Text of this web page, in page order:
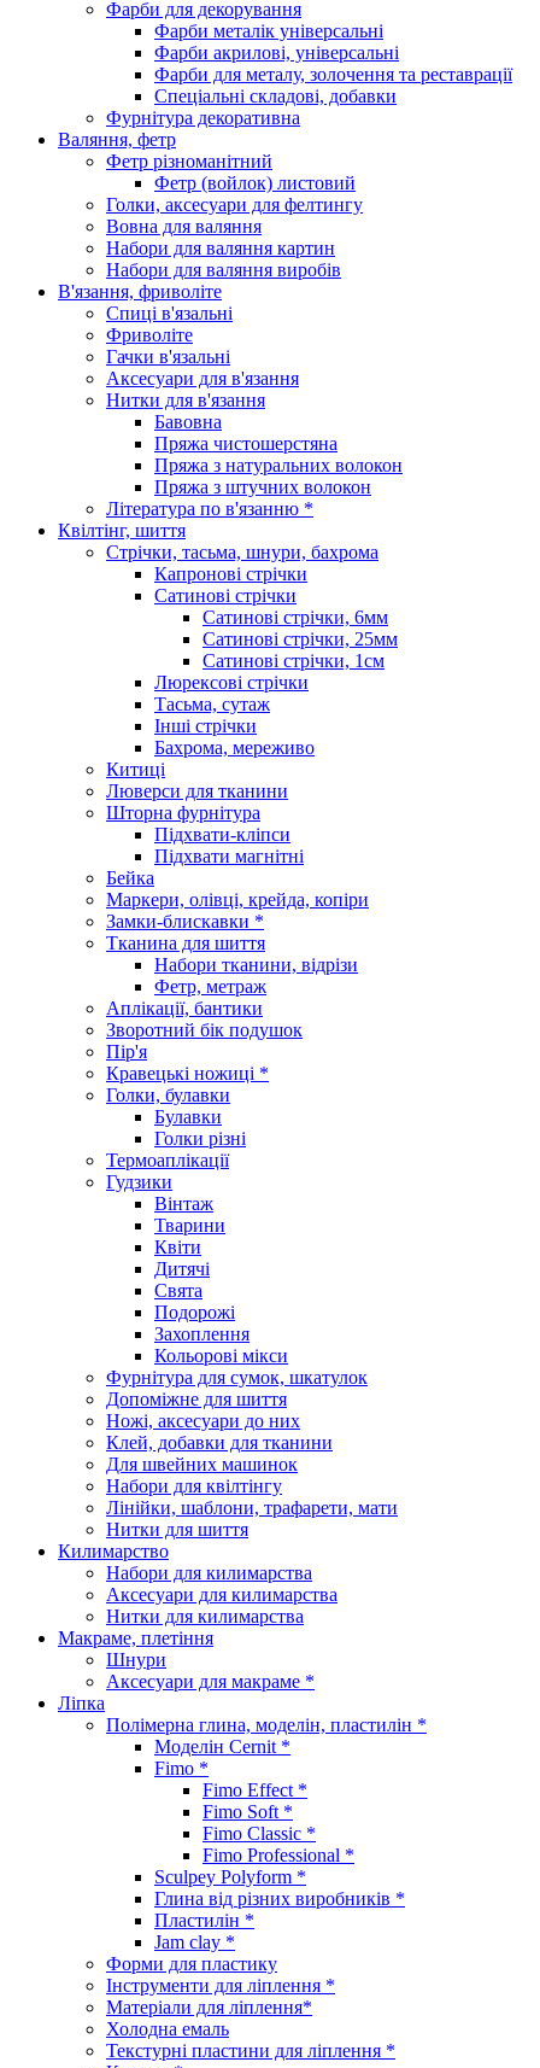
Фарби для декорування
Фарби металік універсальні
Фарби акрилові, універсальні
Фарби для металу, золочення та реставрації
Спеціальні складові, добавки
Фурнітура декоративна
Валяння, фетр
Фетр різноманітний
Фетр (войлок) листовий
Голки, аксесуари для фелтингу
Вовна для валяння
Набори для валяння картин
Набори для валяння виробів
В'язання, фриволіте
Спиці в'язальні
Фриволіте
Гачки в'язальні
Аксесуари для в'язання
Нитки для в'язання
Бавовна
Пряжа чистошерстяна
Пряжа з натуральних волокон
Пряжа з штучних волокон
Література по в'язанню *
Квілтінг, шиття
Стрічки, тасьма, шнури, бахрома
Капронові стрічки
Сатинові стрічки
Сатинові стрічки, 6мм
Сатинові стрічки, 25мм
Сатинові стрічки, 1см
Люрексові стрічки
Тасьма, сутаж
Інші стрічки
Бахрома, мереживо
Китиці
Люверси для тканини
Шторна фурнітура
Підхвати-кліпси
Підхвати магнітні
Бейка
Маркери, олівці, крейда, копіри
Замки-блискавки *
Тканина для шиття
Набори тканини, відрізи
Фетр, метраж
Аплікації, бантики
Зворотний бік подушок
Пір'я
Кравецькі ножиці *
Голки, булавки
Булавки
Голки різні
Термоаплікації
Гудзики
Вінтаж
Тварини
Квіти
Дитячі
Свята
Подорожі
Захоплення
Кольорові мікси
Фурнітура для сумок, шкатулок
Допоміжне для шиття
Ножі, аксесуари до них
Клей, добавки для тканини
Для швейних машинок
Набори для квілтінгу
Лінійки, шаблони, трафарети, мати
Нитки для шиття
Килимарство
Набори для килимарства
Аксесуари для килимарства
Нитки для килимарства
Макраме, плетіння
Шнури
Аксесуари для макраме *
Ліпка
Полімерна глина, моделін, пластилін *
Моделін Cernit *
Fimo *
Fimo Effect *
Fimo Soft *
Fimo Classic *
Fimo Professional *
Sculpey Polyform *
Глина від різних виробників *
Пластилін *
Jam clay *
Форми для пластику
Інструменти для ліплення *
Матеріали для ліплення*
Холодна емаль
Текстурні пластини для ліплення *